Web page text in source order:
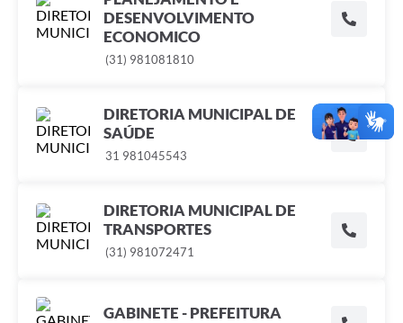
DESENVOLVIMENTO
ECONOMICO
(31) 981081810
DIRETORIA MUNICIPAL DE
SAÚDE
31 981045543
DIRETORIA MUNICIPAL DE
TRANSPORTES
(31) 981072471
GABINETE - PREFEITURA